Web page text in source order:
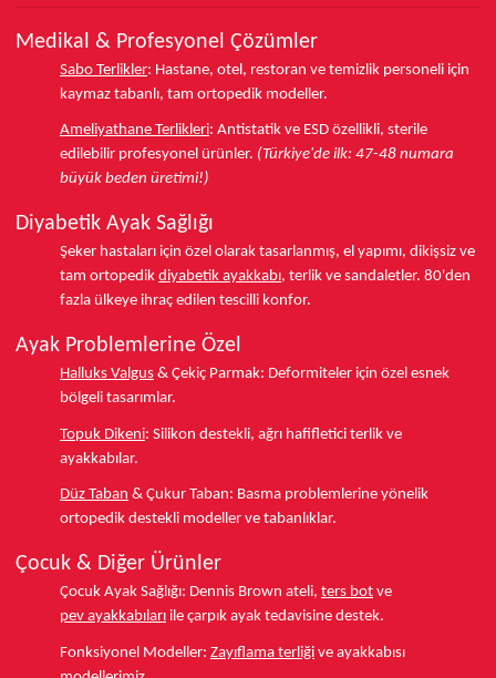
Medikal & Profesyonel Çözümler
Sabo Terlikler: Hastane, otel, restoran ve temizlik personeli için
kaymaz tabanlı, tam ortopedik modeller.
Ameliyathane Terlikleri: Antistatik ve ESD özellikli, sterile
edilebilir profesyonel ürünler. (Türkiye'de ilk: 47-48 numara
büyük beden üretimi!)
Diyabetik Ayak Sağlığı
Şeker hastaları için özel olarak tasarlanmış, el yapımı, dikişsiz ve
tam ortopedik diyabetik ayakkabı, terlik ve sandaletler. 80'den
fazla ülkeye ihraç edilen tescilli konfor.
Ayak Problemlerine Özel
Halluks Valgus & Çekiç Parmak: Deformiteler için özel esnek
bölgeli tasarımlar.
Topuk Dikeni: Silikon destekli, ağrı hafifletici terlik ve
ayakkabılar.
Düz Taban & Çukur Taban: Basma problemlerine yönelik
ortopedik destekli modeller ve tabanlıklar.
Çocuk & Diğer Ürünler
Çocuk Ayak Sağlığı: Dennis Brown ateli, ters bot ve
pev ayakkabıları ile çarpık ayak tedavisine destek.
Fonksiyonel Modeller: Zayıflama terliği ve ayakkabısı